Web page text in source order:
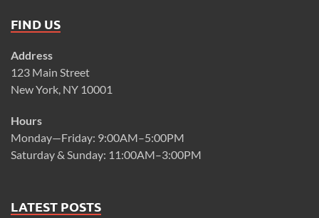
FIND US
Address
123 Main Street
New York, NY 10001
Hours
Monday—Friday: 9:00AM–5:00PM
Saturday & Sunday: 11:00AM–3:00PM
LATEST POSTS